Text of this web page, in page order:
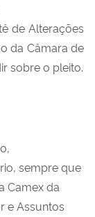
de Alterações
da Câmara de
sobre o pleito.
sempre que
Camex da
e Assuntos